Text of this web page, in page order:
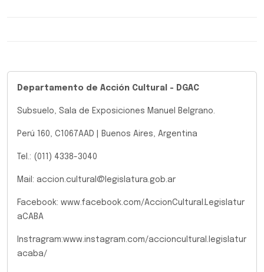
Departamento de Acción Cultural - DGAC
Subsuelo, Sala de Exposiciones Manuel Belgrano.
Perú 160, C1067AAD | Buenos Aires, Argentina
Tel.: (011) 4338-3040
Mail: accion.cultural@legislatura.gob.ar
Facebook: www.facebook.com/AccionCultural.Legislatur
aCABA
Instragram:www.instagram.com/accioncultural.legislatur
acaba/